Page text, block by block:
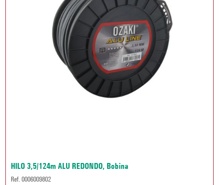
HILO 3,5/124m ALU REDONDO, Bobina
Ref. 0006009802